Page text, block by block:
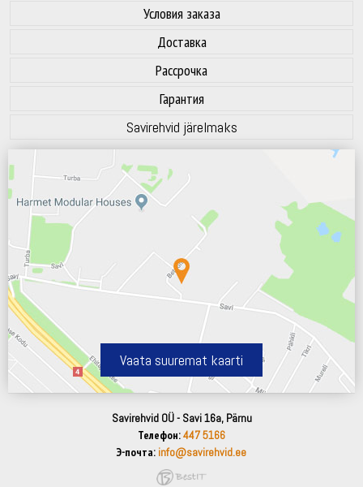
Условия заказа
Доставка
Рассрочка
Гарантия
Savirehvid järelmaks
Vaata suuremat kaarti
Savirehvid OÜ - Savi 16a, Pärnu
Телефон:447 5166
Э-почта: info@savirehvid.ee